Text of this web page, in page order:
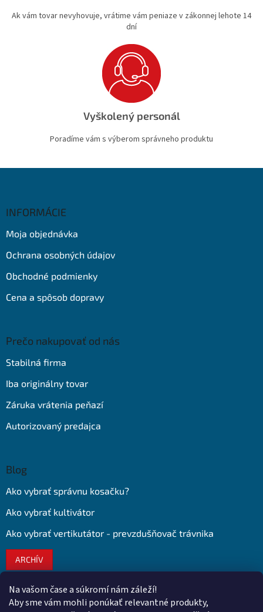
Na vašom čase a súkromí nám záleží!
Aby sme vám mohli ponúkať relevantné produkty,
Ak vám tovar nevyhovuje, vrátime vám peniaze v zákonnej lehote 14
dní
Vyškolený personál
Poradíme vám s výberom správneho produktu
INFORMÁCIE
Moja objednávka
Ochrana osobných údajov
Obchodné podmienky
Cena a spôsob dopravy
Prečo nakupovať od nás
Stabilná firma
Iba originálny tovar
Záruka vrátenia peňazí
Autorizovaný predajca
Blog
Ako vybrať správnu kosačku?
Ako vybrať kultivátor
Ako vybrať vertikutátor - prevzdušňovač trávnika
ARCHÍV
Kontakt